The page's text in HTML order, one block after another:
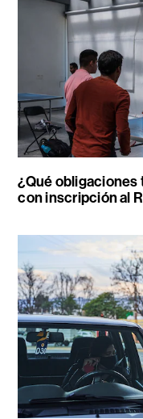
¿Qué obligaciones
con inscripción al